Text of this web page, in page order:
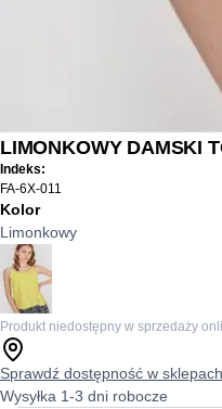
LIMONKOWY DAMSKI
Indeks:
FA-6X-011
Kolor
Limonkowy
Produkt niedostępny w sprzedaży
Sprawdź dostępność w
Wysyłka 1-3 dni robocze